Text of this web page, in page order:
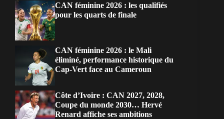
CAN féminine 2026 : les qualifiés
pour les quarts de finale
CAN féminine 2026 : le Mali
éliminé, performance historique du
Cap-Vert face au Cameroun
Côte d’Ivoire : CAN 2027, 2028,
Coupe du monde 2030… Hervé
Renard affiche ses ambitions